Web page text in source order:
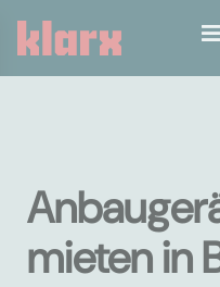
mieten in